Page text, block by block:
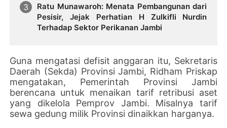
Ratu Munawaroh: Menata Pembangunan dari
Pesisir, Jejak Perhatian H Zulkifli Nurdin
Terhadap Sektor Perikanan Jambi
Guna mengatasi defisit anggaran itu, Sekretaris
Daerah (Sekda) Provinsi Jambi, Ridham Priskap
mengatakan, Pemerintah Provinsi Jambi
berencana untuk menaikan tarif retribusi aset
yang dikelola Pemprov Jambi. Misalnya tarif
sewa gedung milik Provinsi dinaikkan harganya.